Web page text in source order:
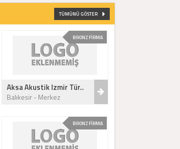
TÜMÜNÜ GÖSTER
BRONZ FİRMA
Aksa Akustik Izmir Tür..
Balıkesir - Merkez
BRONZ FİRMA